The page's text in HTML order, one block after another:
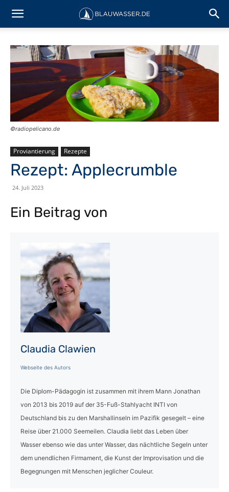
©️radiopelicano.de
Proviantierung Rezepte
Rezept: Applecrumble
24. Juli 2023
Ein Beitrag von
Claudia Clawien
Webseite des Autors
Die Diplom-Pädagogin ist zusammen mit ihrem Mann Jonathan
von 2013 bis 2019 auf der 35-Fuß-Stahlyacht INTI von
Deutschland bis zu den Marshallinseln im Pazifik gesegelt – eine
Reise über 21.000 Seemeilen. Claudia liebt das Leben über
Wasser ebenso wie das unter Wasser, das nächtliche Segeln unter
dem unendlichen Firmament, die Kunst der Improvisation und die
Begegnungen mit Menschen jeglicher Couleur.